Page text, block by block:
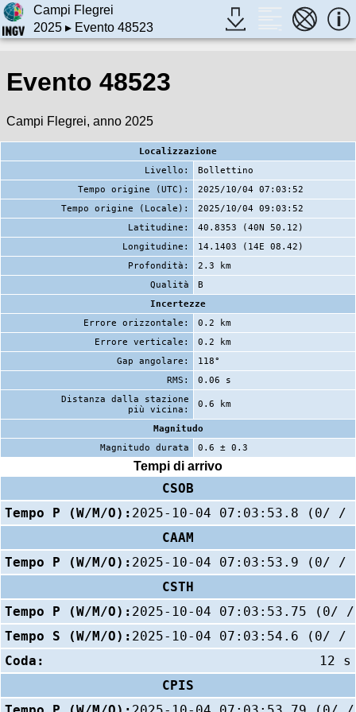
Campi Flegrei
2025▸ Evento 48523
Evento 48523
Campi Flegrei, anno 2025
Localizzazione
Livello:
Bollettino
Tempo origine (UTC):
2025/10/04 07:03:52
Tempo origine (Locale):
2025/10/04 09:03:52
Latitudine:
40.8353 (40N 50.12)
Longitudine:
14.1403 (14E 08.42)
Profondità:
2.3 km
Qualità
B
Incertezze
Errore orizzontale:
0.2 km
Errore verticale:
0.2 km
Gap angolare:
118°
RMS:
0.06 s
Distanza dalla stazione
più vicina:
0.6 km
Magnitudo
Magnitudo durata
0.6 ± 0.3
Tempi di arrivo
CSOB
Tempo P (W/M/O): 2025-10-04 07:03:53.8 (0/ /
CAAM
Tempo P (W/M/O): 2025-10-04 07:03:53.9 (0/ /
CSTH
Tempo P (W/M/O): 2025-10-04 07:03:53.75 (0/
Tempo S (W/M/O): 2025-10-04 07:03:54.6 (0/ /
Coda:
12 s
CPIS